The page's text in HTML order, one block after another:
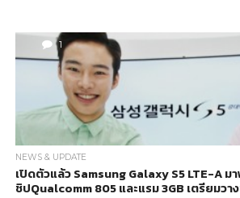
1
NEWS & UPDATE
เปิดตัวแล้ว Samsung Galaxy S5 LTE-A ม
ชิปQualcomm 805 และแรม 3GB เตรียมวา